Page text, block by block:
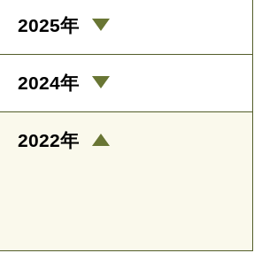
2025年
2024年
2022年